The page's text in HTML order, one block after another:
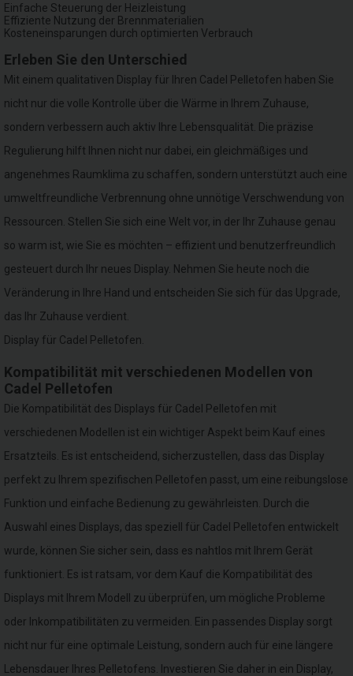
Einfache Steuerung der Heizleistung
Effiziente Nutzung der Brennmaterialien
Kosteneinsparungen durch optimierten Verbrauch
Erleben Sie den Unterschied
Mit einem qualitativen Display für Ihren Cadel Pelletofen haben Sie
nicht nur die volle Kontrolle über die Wärme in Ihrem Zuhause,
sondern verbessern auch aktiv Ihre Lebensqualität. Die präzise
Regulierung hilft Ihnen nicht nur dabei, ein gleichmäßiges und
angenehmes Raumklima zu schaffen, sondern unterstützt auch eine
umweltfreundliche Verbrennung ohne unnötige Verschwendung von
Ressourcen. Stellen Sie sich eine Welt vor, in der Ihr Zuhause genau
so warm ist, wie Sie es möchten – effizient und benutzerfreundlich
gesteuert durch Ihr neues Display. Nehmen Sie heute noch die
Veränderung in Ihre Hand und entscheiden Sie sich für das Upgrade,
das Ihr Zuhause verdient.
Display für Cadel Pelletofen.
Kompatibilität mit verschiedenen Modellen von
Cadel Pelletofen
Die Kompatibilität des Displays für Cadel Pelletofen mit
verschiedenen Modellen ist ein wichtiger Aspekt beim Kauf eines
Ersatzteils. Es ist entscheidend, sicherzustellen, dass das Display
perfekt zu Ihrem spezifischen Pelletofen passt, um eine reibungslose
Funktion und einfache Bedienung zu gewährleisten. Durch die
Auswahl eines Displays, das speziell für Cadel Pelletofen entwickelt
wurde, können Sie sicher sein, dass es nahtlos mit Ihrem Gerät
funktioniert. Es ist ratsam, vor dem Kauf die Kompatibilität des
Displays mit Ihrem Modell zu überprüfen, um mögliche Probleme
oder Inkompatibilitäten zu vermeiden. Ein passendes Display sorgt
nicht nur für eine optimale Leistung, sondern auch für eine längere
Lebensdauer Ihres Pelletofens. Investieren Sie daher in ein Display,